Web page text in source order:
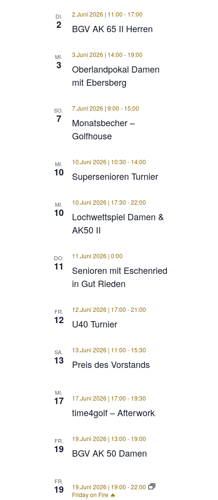
DI.
2 BGV AK 65 II Herren
2.Juni 2026 | 11:00 - 17:00
MI.
3
Oberlandpokal Damen
mit Ebersberg
3.Juni 2026 | 14:00 - 19:00
SO.
7
Monatsbecher –
Golfhouse
7.Juni 2026 | 9:00 - 15:00
MI.
10 Supersenioren Turnier
10.Juni 2026 | 10:30 - 14:00
MI.
10
Lochwettspiel Damen &
AK50 II
10.Juni 2026 | 17:30 -22:00
DO.
11
Senioren mit Eschenried
in Gut Rieden
11.Juni 2026 | 0:00
FR.
12 U40 Turnier
12.Juni 2026 | 17:00 -21:00
SA.
13 Preis des Vorstands
13.Juni 2026 | 11:00 - 15:30
MI.
17
time4golf – Afterwork
17.Juni 2026 | 17:00 - 19:30
FR.
19 BGV AK 50 Damen
19.Juni 2026 | 13:00 - 19:00
FR.
19 19.Juni 2026 | 19:00 -22:00
Friday on Fire 🔥